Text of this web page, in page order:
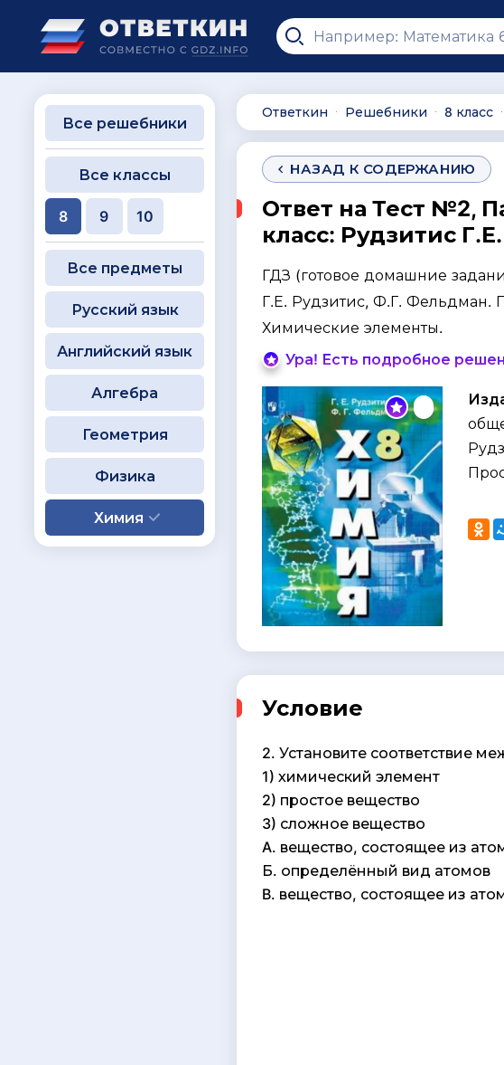
Ответкин ∙ Решебники ∙ 8 класс ∙
НАЗАД К СОДЕРЖАНИЮ
Ответ на Тест №2,
класс: Рудзитис Г.Е.
ГДЗ (готовое домашние
Г.Е. Рудзитис, Ф.Г. Фельдман.
Химические элементы.
Ура! Есть подробное
Условие
2. Установите соответствие
1) химический элемент
2) простое вещество
3) сложное вещество
A. вещество, состоящее из
Б. определённый вид атомов
B. вещество, состоящее из
Все решебники
Все классы
8 9 10
Все предметы
Русский язык
Английский язык
Алгебра
Геометрия
Физика
Химия